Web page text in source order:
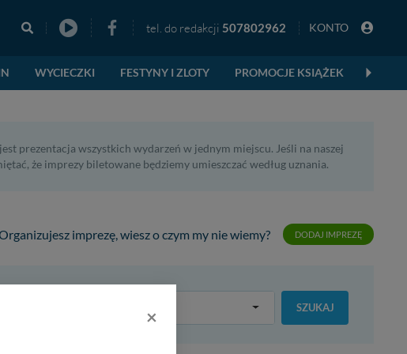
Gniezno tel. do redakcji 507802962 KONTO
WYCIECZKI FESTYNY I ZLOTY PROMOCJE KSIĄŻEK
prezentacja wszystkich wydarzeń w jednym miejscu. Jeśli na naszej
że imprezy biletowane będziemy umieszczać według uznania.
imprezę, wiesz o czym my nie wiemy? DODAJ IMPREZĘ
SZUKAJ
×